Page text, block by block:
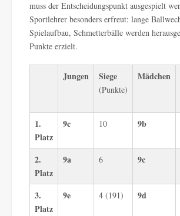
muss der Entscheidungspunkt ausgespielt
Sportlehrer besonders erfreut: lange
Spielaufbau, Schmetterbälle werden
Punkte erzielt.
Jungen Siege
(Punkte)
Mädchen
1.
Platz
9c 10 9b
2.
Platz
9a 6 9c
3.
Platz
9e 4 (191) 9d